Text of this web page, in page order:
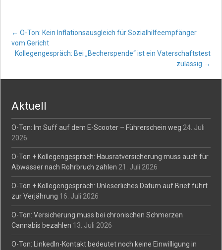
Post
navigation
← O-Ton: Kein Inflationsausgleich für Sozialhilfeempfänger
vom Gericht
Kollegengespräch: Bei „Becherspende“ ist ein Vaterschaftstest
zulässig →
Aktuell
O-Ton: Im Suff auf dem E-Scooter – Führerschein weg 24. Juli
2026
O-Ton + Kollegengespräch: Hausratversicherung muss auch für
Abwasser nach Rohrbruch zahlen 21. Juli 2026
O-Ton + Kollegengespräch: Unleserliches Datum auf Brief führt
zur Verjährung 16. Juli 2026
O-Ton: Versicherung muss bei chronischen Schmerzen
Cannabis bezahlen 13. Juli 2026
O-Ton: LinkedIn-Kontakt bedeutet noch keine Einwilligung in